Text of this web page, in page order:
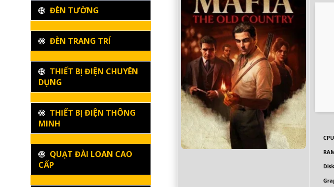
ĐÈN TƯỜNG
ĐÈN TRANG TRÍ
THIẾT BỊ ĐIỆN CHUYÊN
DỤNG
THIẾT BỊ ĐIỆN THÔNG
MINH
QUẠT ĐÀI LOAN CAO
CẤP